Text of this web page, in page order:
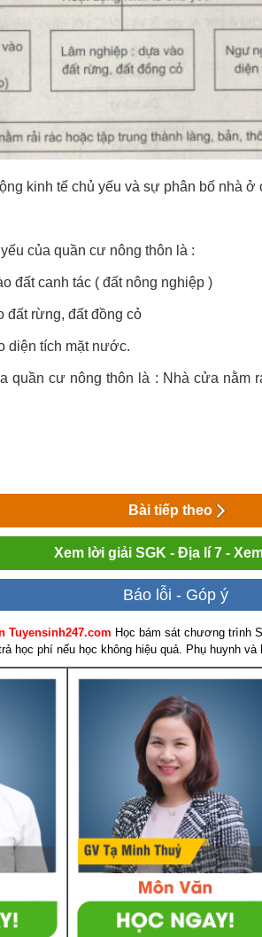
kinh tế chủ yếu và sự phân bố nhà
của quần cư nông thôn là :
đất canh tác ( đất nông nghiệp )
đất rừng, đất đồng cỏ
diện tích mặt nước.
quần cư nông thôn là : Nhà cửa nằm
Bài tiếp theo
Xem lời giải SGK - Địa lí 7 -
Báo lỗi - Góp ý
Tuyensinh247.com Học bám sát chương trình
học phí nếu học không hiệu quả. Phụ huynh